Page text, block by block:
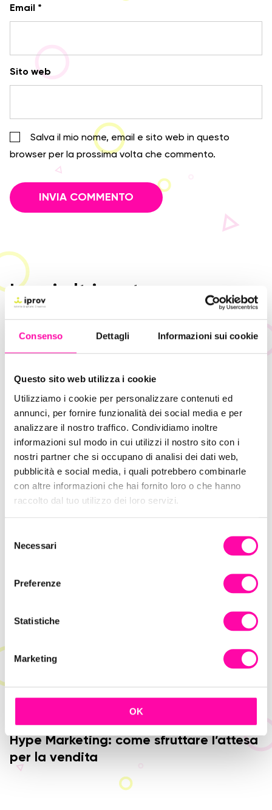
Consenso Dettagli Informazioni sui cookie
Questo sito web utilizza i cookie
Utilizziamo i cookie per personalizzare contenuti ed
annunci, per fornire funzionalità dei social media e per
analizzare il nostro traffico. Condividiamo inoltre
informazioni sul modo in cui utilizzi il nostro sito con i
nostri partner che si occupano di analisi dei dati web,
pubblicità e social media, i quali potrebbero combinarle
con altre informazioni che hai fornito loro o che hanno
raccolto dal tuo utilizzo dei loro servizi.
e
n
Necessari
Preferenze
Statistiche
Marketing
OK
Email *
Sito web
Salva il mio nome, email e sito web in questo
browser per la prossima volta che commento.
Leggi altri post
Salpa a bordo con Iprov Digital Agency!
Hype Marketing: come sfruttare l’attesa
per la vendita